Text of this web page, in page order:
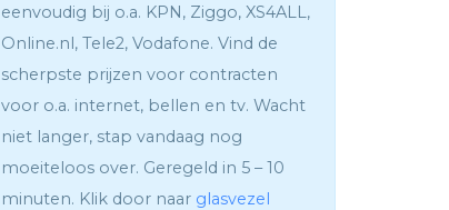
eenvoudig bij o.a. KPN, Ziggo, XS4ALL,
Online.nl, Tele2, Vodafone. Vind de
scherpste prijzen voor contracten
voor o.a. internet, bellen en tv. Wacht
niet langer, stap vandaag nog
moeiteloos over. Geregeld in 5 – 10
minuten. Klik door naar glasvezel